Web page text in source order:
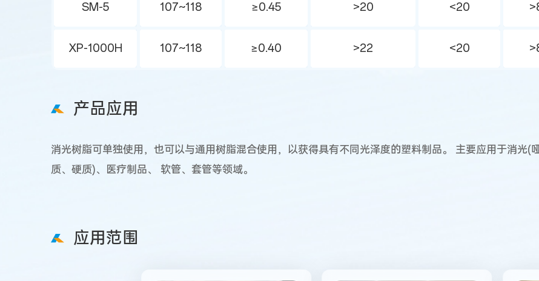
SM-5 107~118 ≥0.45 >20 <20
XP-1000H 107~118 ≥0.40 >22 <20
产品应用
消光树脂可单独使用，也可以与通用树脂混合使用，以获得具有不同光泽度的塑料制品。 主要应用于消光(
质、硬质)、医疗制品、 软管、套管等领域。
应用范围